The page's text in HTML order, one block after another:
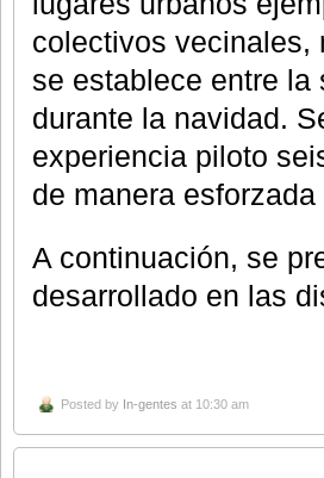
colectivos vecinales,
se establece entre
durante la navidad.
experiencia piloto
de manera
A continuación, se
desarrollado en las
Posted by In-gentes at 10:30 am